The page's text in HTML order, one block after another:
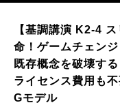
【基調講演 K2-4
命！ゲームチェン
既存概念を破壊す
ライセンス費用も
Gモデル